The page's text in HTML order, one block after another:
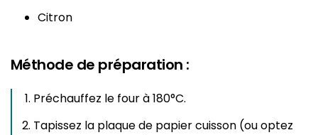
Citron
Méthode de préparation :
Préchauffez le four à 180°C.
Tapissez la plaque de papier cuisson (ou optez